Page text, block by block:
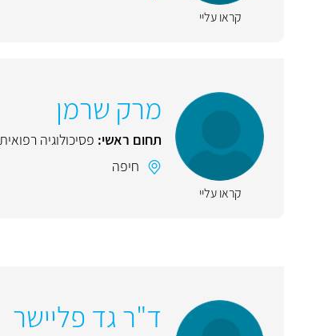
קראו עליי
קראו עליי
מרק שרמן
תחום ראשי: פסיכולוגיה רפואית
חיפה
ד"ר גד פליישר